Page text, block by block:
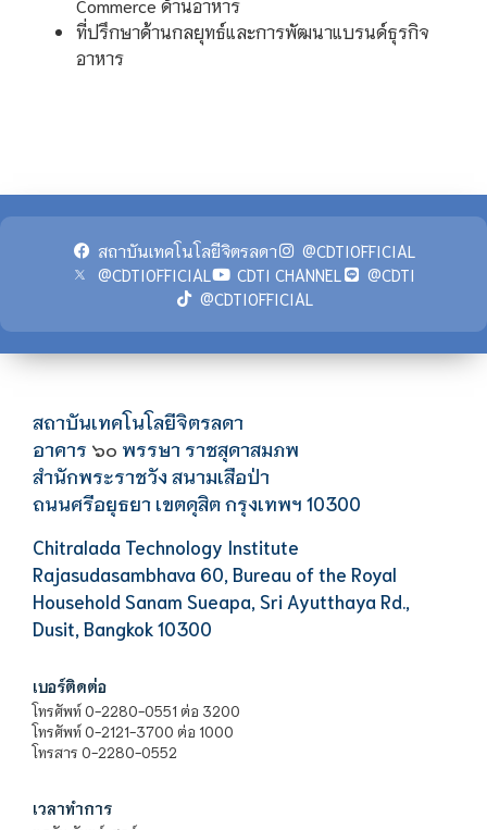
Commerce ด้านอาหาร
ที่ปรึกษาด้านกลยุทธ์และการพัฒนาแบรนด์ธุรกิจ
อาหาร
สถาบันเทคโนโลยีจิตรลดา
@CDTIOFFICIAL
@CDTIOFFICIAL
CDTI CHANNEL
@CDTI
@CDTIOFFICIAL
สถาบันเทคโนโลยีจิตรลดา
อาคาร ๖๐ พรรษา ราชสุดาสมภพ
สำนักพระราชวัง สนามเสือป่า
ถนนศรีอยุธยา เขตดุสิต กรุงเทพฯ 10300
Chitralada Technology Institute
Rajasudasambhava 60, Bureau of the Royal
Household Sanam Sueapa, Sri Ayutthaya Rd.,
Dusit, Bangkok 10300
เบอร์ติดต่อ
โทรศัพท์ 0-2280-0551 ต่อ 3200
โทรศัพท์ 0-2121-3700 ต่อ 1000
โทรสาร 0-2280-0552
เวลาทำการ